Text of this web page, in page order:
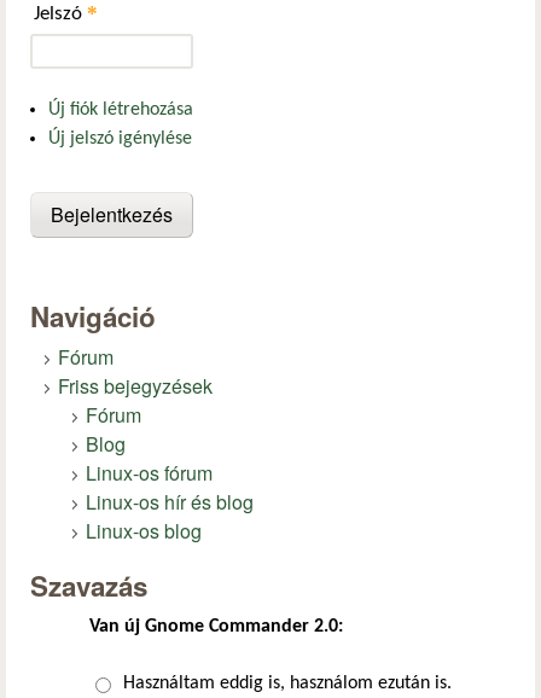
Jelszó *
Új fiók létrehozása
Új jelszó igénylése
Navigáció
Fórum
Friss bejegyzések
Fórum
Blog
Linux-os fórum
Linux-os hír és blog
Linux-os blog
Szavazás
Van új Gnome Commander 2.0:
Választások
Használtam eddig is, használom ezután is.